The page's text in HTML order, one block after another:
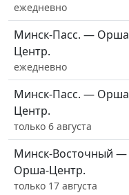
ежедневно
Минск-Пасс. —
Центр.
ежедневно
Минск-Пасс. —
Центр.
только 6 августа
Минск-Восточный —
Орша-Центр.
только 17 августа